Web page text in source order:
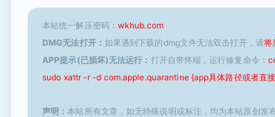
本站统一解压密码： wkhub.com
DMG无法打开： 如果遇到下载的dmg文件无法双击打开，请将
APP提示(已损坏)无法运行： 打开自带终端，运行修复命令：
sudo xattr -r -d com.apple.quarantine {app具体路径或者直
声明：本站所有文章，如无特殊说明或标注，均为本站原创发